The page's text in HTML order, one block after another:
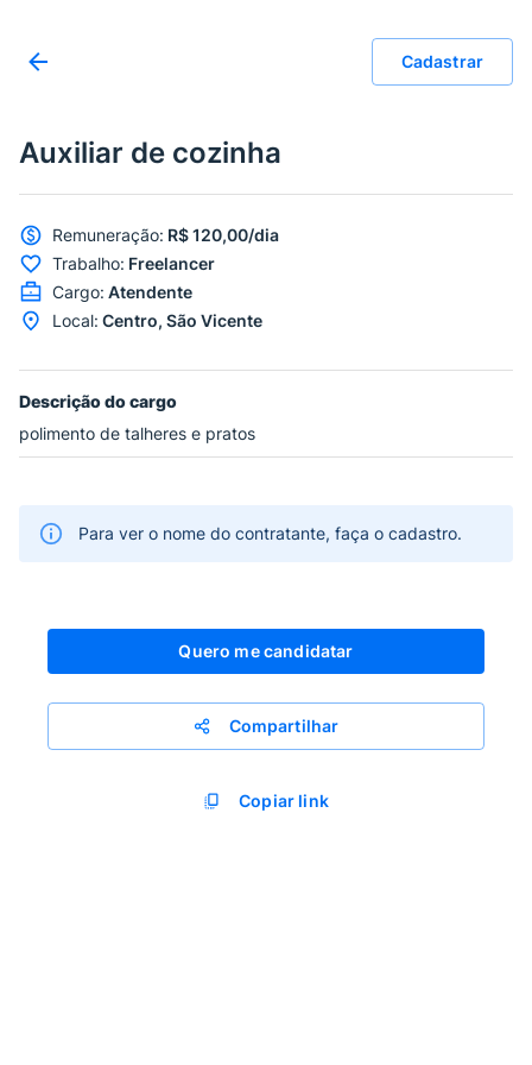
Cadastrar
Auxiliar de cozinha
Remuneração: R$ 120,00/dia
Trabalho: Freelancer
Cargo: Atendente
Local: Centro, São Vicente
Descrição do cargo
polimento de talheres e pratos
Para ver o nome do contratante, faça o cadastro.
Quero me candidatar
Compartilhar
Copiar link